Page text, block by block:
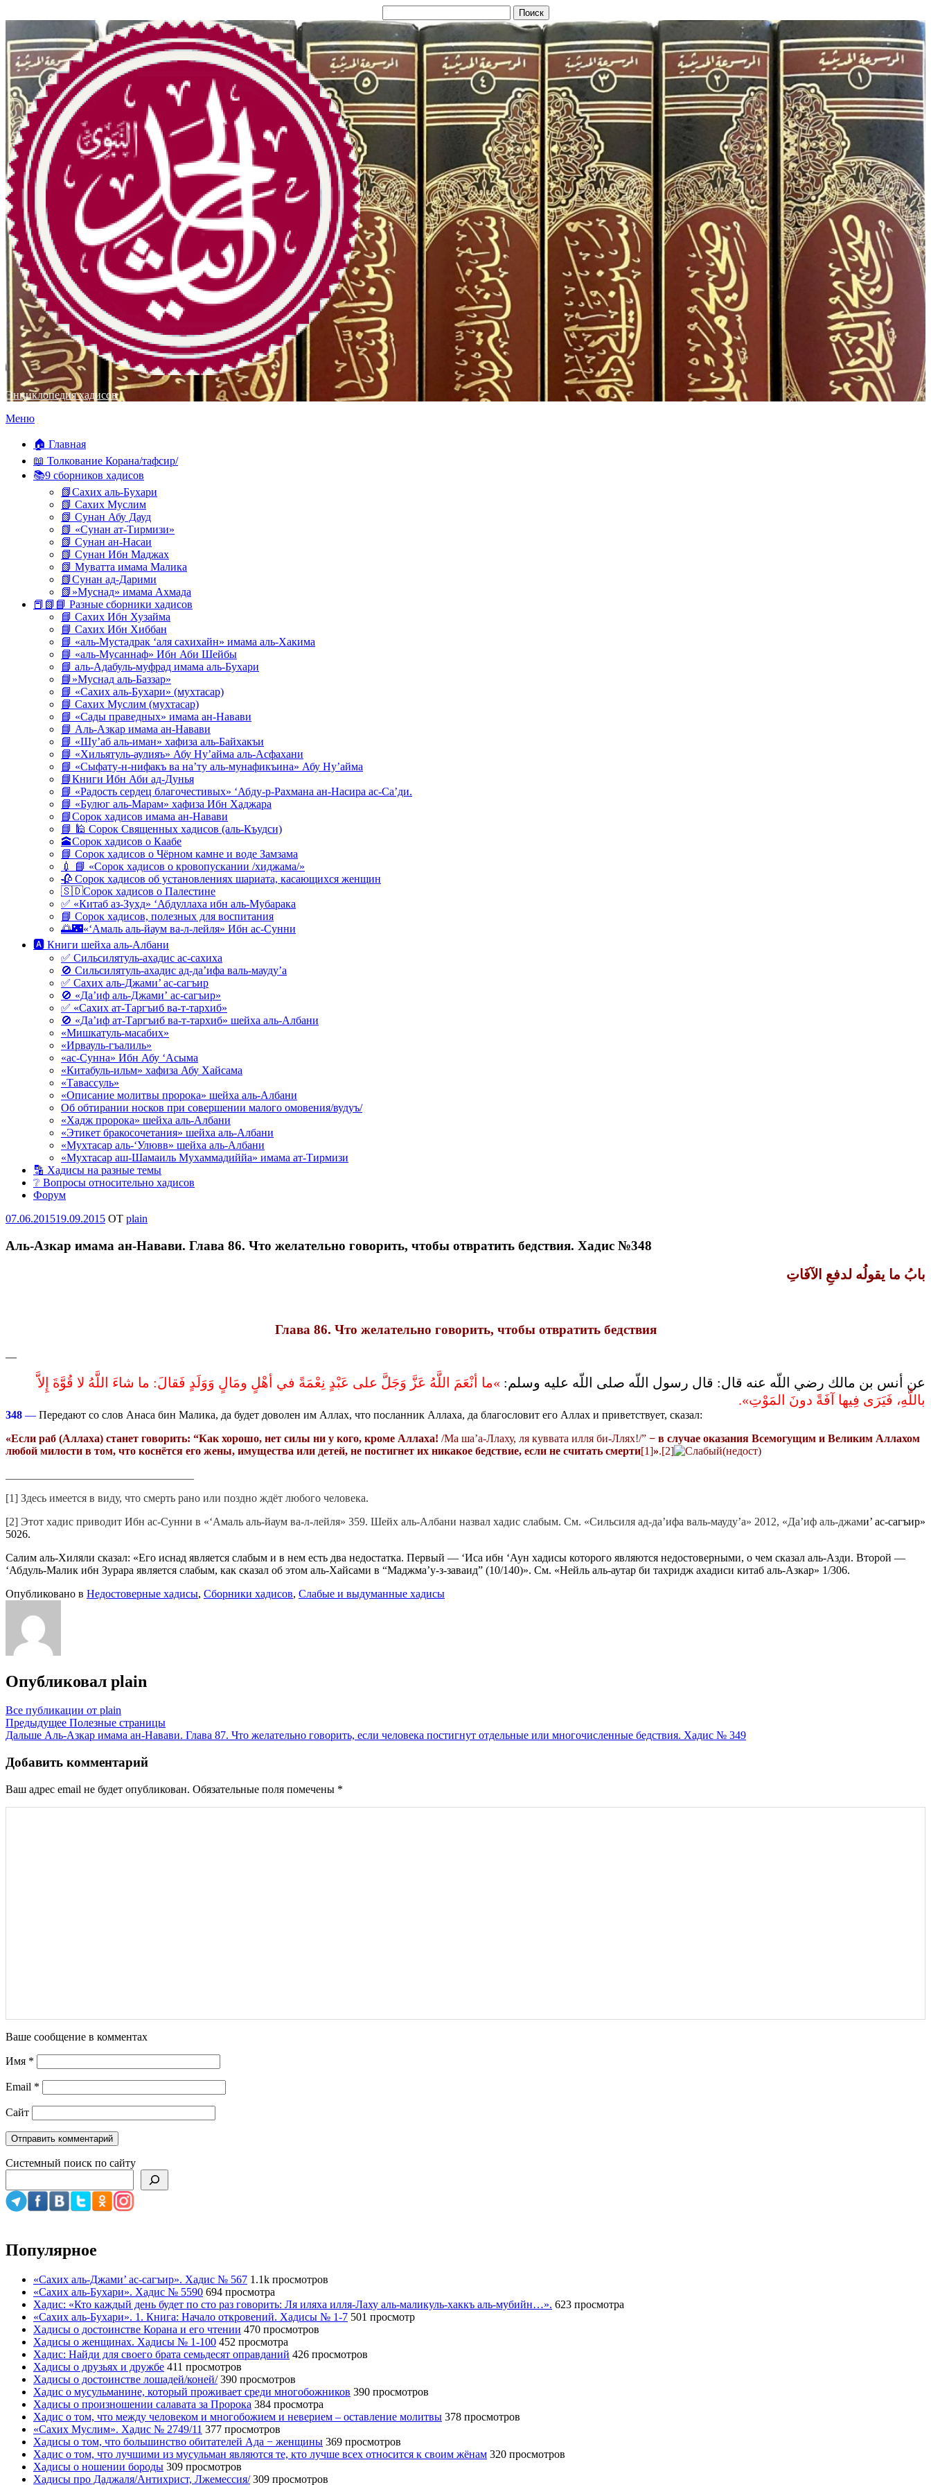
Энциклопедия хадисов
Перейти
содержимому
Меню
🏠 Главная
📖 Толкование Корана/тафсир/
📚9 сборников хадисов
📗Сахих аль-Бухари
📗 Сахих Муслим
📗 Сунан Абу Дауд
📗 «Сунан ат-Тирмизи»
📗 Сунан ан-Насаи
📗 Сунан Ибн Маджах
📗 Муватта имама Малика
📗Сунан ад-Дарими
📗»Муснад» имама Ахмада
📕📗📘 Разные сборники хадисов
📘 Сахих Ибн Хузайма
📘 Сахих Ибн Хиббан
📘 «аль-Мустадрак ‘аля сахихайн» имама аль-Хакима
📘 «аль-Мусаннаф» Ибн Аби Шейбы
📘 аль-Адабуль-муфрад имама аль-Бухари
📘»Муснад аль-Баззар»
📘 «Сахих аль-Бухари» (мухтасар)
📘 Сахих Муслим (мухтасар)
📘 «Сады праведных» имама ан-Навави
📘 Аль-Азкар имама ан-Навави
📘 «Шу’аб аль-иман» хафиза аль-Байхакъи
📘 «Хильятуль-аулияъ» Абу Ну’айма аль-Асфахани
📘 «Сыфату-н-нифакъ ва на’ту аль-мунафикъина» Абу Ну’айма
📘Книги Ибн Аби ад-Дунья
📘 «Радость сердец благочестивых» ‘Абду-р-Рахмана ан-Насира ас-Са’ди.
📘 «Булюг аль-Марам» хафиза Ибн Хаджара
📘Сорок хадисов имама ан-Навави
📘 🕌 Сорок Священных хадисов (аль-Къудси)
🕋Сорок хадисов о Каабе
📘 Сорок хадисов о Чёрном камне и воде Замзама
💉 📘 «Сорок хадисов о кровопускании /хиджама/»
🥀 Сорок хадисов об установлениях шариата, касающихся женщин
🇸🇩Сорок хадисов о Палестине
✅ «Китаб аз-Зухд» ‘Абдуллаха ибн аль-Мубарака
📘 Сорок хадисов, полезных для воспитания
🌅🌃«‘Амаль аль-йаум ва-л-лейля» Ибн ас-Сунни
🅰 Книги шейха аль-Албани
✅ Сильсилятуль-ахадис ас-сахиха
🚫 Сильсилятуль-ахадис ад-да’ифа валь-мауду’а
✅ Сахих аль-Джами’ ас-сагъир
🚫 «Да’иф аль-Джами’ ас-сагъир»
✅ «Сахих ат-Таргъиб ва-т-тархиб»
🚫 «Да’иф ат-Таргъиб ва-т-тархиб» шейха аль-Албани
«Мишкатуль-масабих»
«Ирвауль-гъалиль»
«ас-Сунна» Ибн Абу ‘Асыма
«Китабуль-ильм» хафиза Абу Хайсама
«Тавассуль»
«Описание молитвы пророка» шейха аль-Албани
Об обтирании носков при совершении малого омовения/вудуъ/
«Хадж пророка» шейха аль-Албани
«Этикет бракосочетания» шейха аль-Албани
«Мухтасар аль-‘Улювв» шейха аль-Албани
«Мухтасар аш-Шамаиль Мухаммадиййа» имама ат-Тирмизи
🔡 Хадисы на разные темы
❔ Вопросы относительно хадисов
Форум
Опубликовано
07.06.201519.09.2015 OT plain
Аль-Азкар имама ан-Навави. Глава 86. Что желательно говорить, чтобы отвратить бедствия. Хадис №348
بابُ ما يقولُه لدفعِ الآفَاتِ
Глава 86. Что желательно говорить, чтобы отвратить бедствия
—
عن أنس بن مالك رضي اللّه عنه قال‏:‏ قال رسول اللّه صلى اللّه عليه وسلم‏:‏ ‏»‏ما أنْعَمَ اللَّهُ عَزَّ وَجَلَّ على عَبْدٍ نِعْمَةً في أهْلٍ ومَالٍ وَوَلَدٍ فَقالَ‏:‏ ما شاءَ اللَّهُ لا قُوَّةَ إِلاَّ
باللَّهِ، فَيَرَى فِيها آفَةً دونَ المَوْتِ‏»‏‏.‏
348 — Передают со слов Анаса бин Малика, да будет доволен им Аллах, что посланник Аллаха, да благословит его Аллах и приветствует, сказал:
«Если раб (Аллаха) станет говорить: “Как хорошо, нет силы ни у кого, кроме Аллаха! /Ма ша’а-Ллаху, ля куввата илля би-Ллях!/” − в случае оказания Всемогущим и Великим Аллахом
любой милости в том, что коснётся его жены, имущества или детей, не постигнет их никакое бедствие, если не считать смерти[1]».[2]
[1] Здесь имеется в виду, что смерть рано или поздно ждёт любого человека.
[2] Этот хадис приводит Ибн ас-Сунни в «‘Амаль аль-йаум ва-л-лейля» 359. Шейх аль-Албани назвал хадис слабым. См. «Сильсиля ад-да’ифа валь-мауду’а» 2012, «Да’иф аль-джами’ ас-сагъир»
5026.
Салим аль-Хиляли сказал: «Его иснад является слабым и в нем есть два недостатка. Первый — ‘Иса ибн ‘Аун хадисы которого являются недостоверными, о чем сказал аль-Азди. Второй —
‘Абдуль-Малик ибн Зурара является слабым, как сказал об этом аль-Хайсами в “Маджма’у-з-заваид” (10/140)». См. «Нейль аль-аутар би тахридж ахадиси китаб аль-Азкар» 1/306.
Опубликовано в Недостоверные хадисы, Сборники хадисов, Слабые и выдуманные хадисы
Опубликовал plain
Все публикации от plain
Навигация
по
записям
Предыдущее Полезные страницы
Дальше Аль-Азкар имама ан-Навави. Глава 87. Что желательно говорить, если человека постигнут отдельные или многочисленные бедствия. Хадис № 349
Добавить комментарий
Ваш адрес email не будет опубликован. Обязательные поля помечены *
Ваше сообщение в комментах
Имя *
Email *
Сайт
Системный поиск по сайту
Популярное
«Сахих аль-Джами’ ас-сагъир». Хадис № 567 1.1k просмотров
«Сахих аль-Бухари». Хадис № 5590 694 просмотра
Хадис: «Кто каждый день будет по сто раз говорить: Ля иляха илля-Лаху аль-маликуль-хаккъ аль-мубийн…». 623 просмотра
«Сахих аль-Бухари». 1. Книга: Начало откровений. Хадисы № 1-7 501 просмотр
Хадисы о достоинстве Корана и его чтении 470 просмотров
Хадисы о женщинах. Хадисы № 1-100 452 просмотра
Хадис: Найди для своего брата семьдесят оправданий 426 просмотров
Хадисы о друзьях и дружбе 411 просмотров
Хадисы о достоинстве лошадей/коней/ 390 просмотров
Хадис о мусульманине, который проживает среди многобожников 390 просмотров
Хадисы о произношении салавата за Пророка 384 просмотра
Хадис о том, что между человеком и многобожием и неверием – оставление молитвы 378 просмотров
«Сахих Муслим». Хадис № 2749/11 377 просмотров
Хадисы о том, что большинство обитателей Ада − женщины 369 просмотров
Хадис о том, что лучшими из мусульман являются те, кто лучше всех относится к своим жёнам 320 просмотров
Хадисы о ношении бороды 309 просмотров
Хадисы про Даджаля/Антихрист, Лжемессия/ 309 просмотров